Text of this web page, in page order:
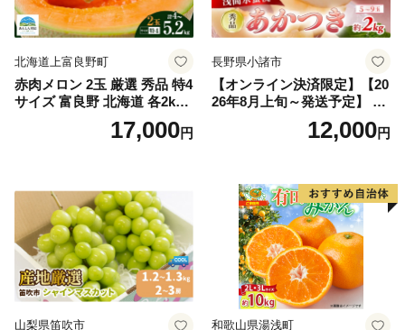
北海道上富良野町
赤肉メロン 2玉 厳選 秀品 特4
サイズ 富良野 北海道 各2kg
～2.6kg 2玉 セット ファーム
富良野 メロン めろん 果物 く
17,000円
長野県小諸市
【オンライン決済限定】【20
26年8月上旬～発送予定】 先
行予約 「浅間水蜜桃プレミ
アム」 もも あかつき 秀品 約
果肉 長野県産 小諸市
12,000円
山梨県笛吹市 和歌山県湯浅町